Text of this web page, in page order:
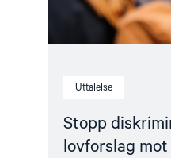
Uttalelse
Stopp
lovforslag